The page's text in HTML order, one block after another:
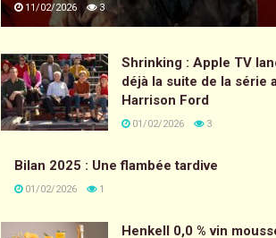
11/02/2026 3
Shrinking : Apple TV
déjà la suite de la série
Harrison Ford
01/02/2026 3
Bilan 2025 : Une flambée tardive
01/02/2026 1
Henkell 0,0 % vin